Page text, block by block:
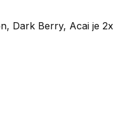
Dark Berry, Acai je 2x